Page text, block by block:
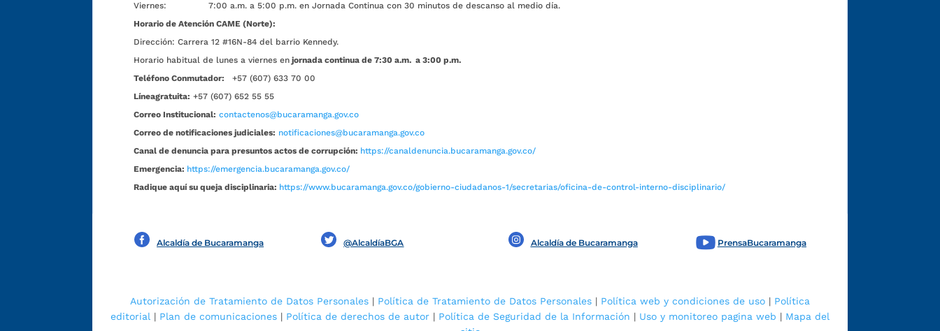
Viernes: 7:00 a.m. a 5:00 p.m. en Jornada Continua con 30 minutos de descanso al medio día.
Horario de Atención CAME (Norte):
Dirección: Carrera 12 #16N-84 del barrio Kennedy.
Horario habitual de lunes a viernes en jornada continua de 7:30 a.m. a 3:00 p.m.
Teléfono Conmutador:
+57 (607) 633 70 00
Líneagratuita: +57 (607) 652 55 55
Correo Institucional: contactenos@bucaramanga.gov.co
Correo de notificaciones judiciales: notificaciones@bucaramanga.gov.co
Canal de denuncia para presuntos actos de corrupción: https://canaldenuncia.bucaramanga.gov.co/
Emergencia: https://emergencia.bucaramanga.gov.co/
Radique aquí su queja disciplinaria: https://www.bucaramanga.gov.co/gobierno-ciudadanos-1/secretarias/oficina-de-control-interno-disciplinario/
Alcaldía de Bucaramanga @AlcaldíaBGA Alcaldía de Bucaramanga PrensaBucaramanga
Autorización de Tratamiento de Datos Personales | Política de Tratamiento de Datos Personales | Política web y condiciones de uso | Política
editorial | Plan de comunicaciones | Política de derechos de autor | Política de Seguridad de la Información | Uso y monitoreo pagina web | Mapa del